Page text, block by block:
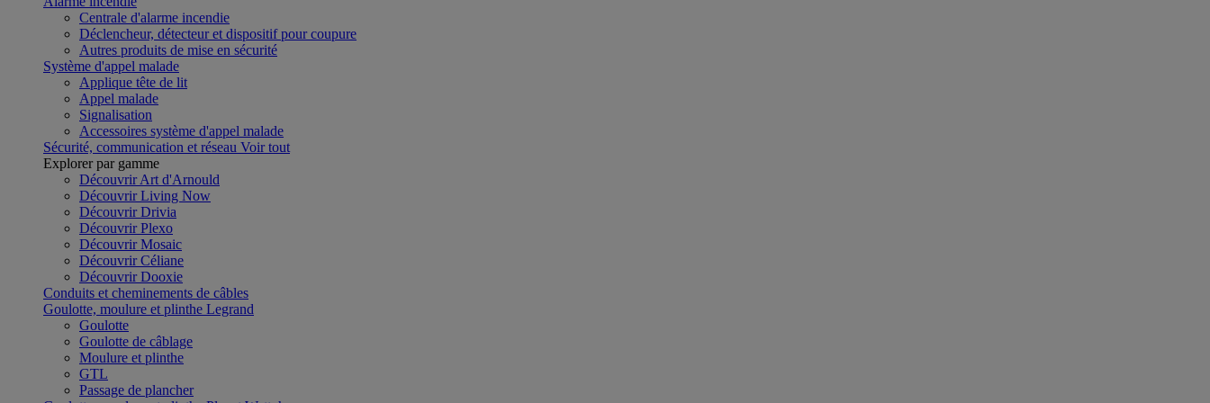
Centrale d'alarme incendie
Déclencheur, détecteur et dispositif pour coupure
Autres produits de mise en sécurité
Système d'appel malade
Applique tête de lit
Appel malade
Signalisation
Accessoires système d'appel malade
Sécurité, communication et réseau Voir tout
Explorer par gamme
Découvrir Art d'Arnould
Découvrir Living Now
Découvrir Drivia
Découvrir Plexo
Découvrir Mosaic
Découvrir Céliane
Découvrir Dooxie
Conduits et cheminements de câbles
Goulotte, moulure et plinthe Legrand
Goulotte
Goulotte de câblage
Moulure et plinthe
GTL
Passage de plancher